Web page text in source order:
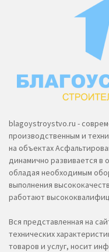
blagoystroystvo.ru -
производственным и
на объектах
динамично развивается в
обладая необходимым
выполнения
работают
Вся представленная на
технических
товаров и услуг, носит